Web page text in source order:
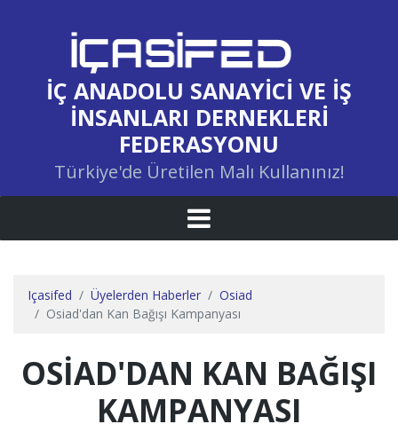
İÇ ANADOLU SANAYICI VE İŞ
İNSANLARI DERNEKLERI
FEDERASYONU
Türkiye'de Üretilen Malı Kullanınız!
Içasifed Üyelerden Haberler
Osiad
Osiad'dan Kan Bağışı Kampanyası
OSİAD'DAN KAN BAĞIŞI
KAMPANYASI